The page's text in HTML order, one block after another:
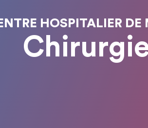
HOSPITALIER